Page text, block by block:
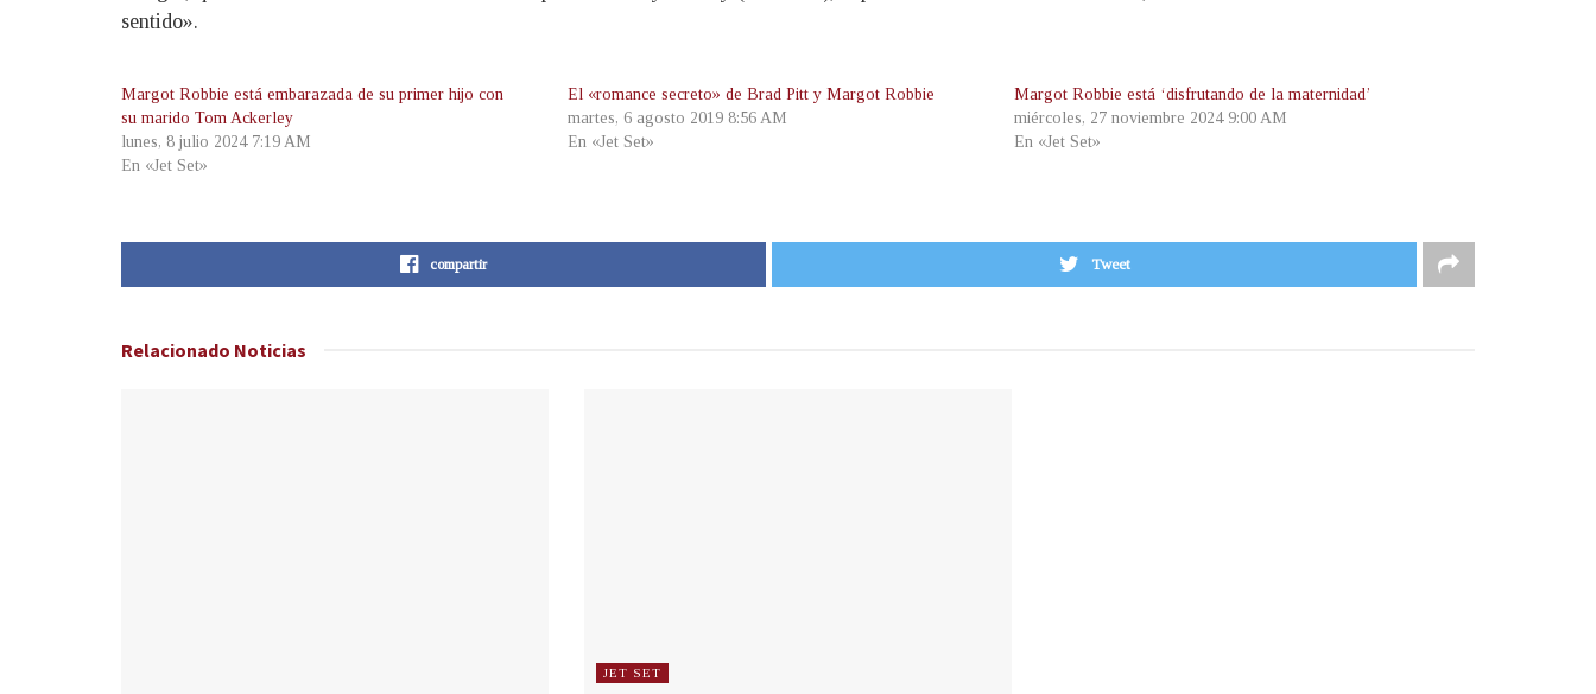
sentido».
Margot Robbie está embarazada de su primer hijo con
su marido Tom Ackerley
lunes, 8 julio 2024 7:19 AM
En «Jet Set»
El «romance secreto» de Brad Pitt y Margot Robbie
martes, 6 agosto 2019 8:56 AM
En «Jet Set»
Margot Robbie está ‘disfrutando de la maternidad’
miércoles, 27 noviembre 2024 9:00 AM
En «Jet Set»
compartir Tweet
Relacionado Noticias
JET SET